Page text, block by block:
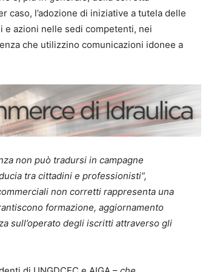
caso, l’adozione di iniziative a tutela delle
azioni nelle sedi competenti, nei
che utilizzino comunicazioni idonee a
non può tradursi in campagne
tra cittadini e professionisti”,
non corretti rappresenta una
formazione, aggiornamento
sull’operato degli iscritti attraverso gli